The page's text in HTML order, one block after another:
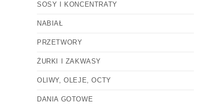
SOSY I KONCENTRATY
NABIAŁ
PRZETWORY
ŻURKI I ZAKWASY
OLIWY, OLEJE, OCTY
DANIA GOTOWE